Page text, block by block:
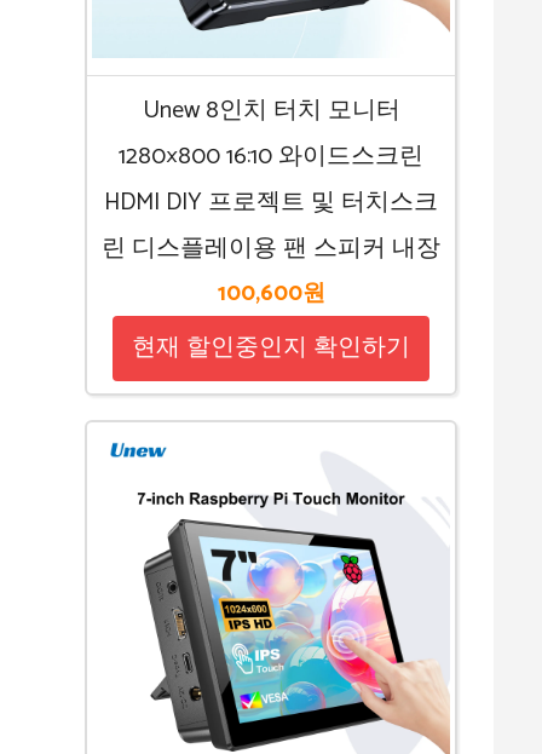
Unew 8인치 터치 모니터
1280×800 16:10 와이드스크린
HDMI DIY 프로젝트 및 터치스크
린 디스플레이용 팬 스피커 내장
100,600원
현재 할인중인지 확인하기